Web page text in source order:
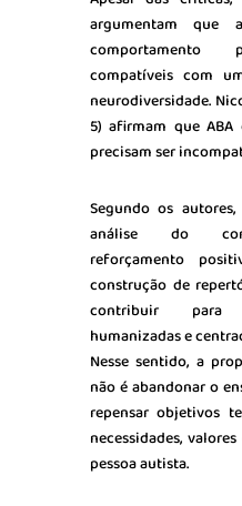
argumentam que
comportamento
compatíveis com
neurodiversidade.
5) afirmam que
precisam ser
Segundo os
análise do
reforçamento
construção de
contribuir para
humanizadas e
Nesse sentido, a
não é abandonar o
repensar objetivos
necessidades,
pessoa autista.